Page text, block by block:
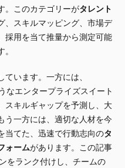
。このカテゴリーがタレント
、スキルマッピング、市場デ
採用を当て推量から測定可能
います。一方には、
エンタープライズスイート
スキルギャップを予測し、大
う一方には、適切な人材を今
当てた、迅速で行動志向のタ
ォームがあります。この記事
をランク付けし、チームの